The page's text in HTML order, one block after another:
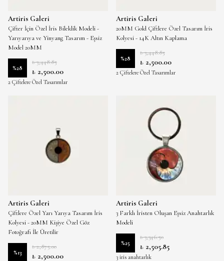
Artiris Galeri
Çifter İçin Özel İris Bileklik Modeli -
Yarıyarıya ve Yinyang Tasarım - Eşsiz
Model 20MM
%28
₺ 3,448.85
₺ 2,500.00
2 Çiftelere Özel Tasarımlar
Artiris Galeri
20MM Gold Çiftlere Özel Tasarım İris
Kolyesi - 14K Altın Kaplama
%28
₺ 3,448.85
₺ 2,500.00
2 Çiftelere Özel Tasarımlar
Artiris Galeri
Çiftlere Özel Yarı Yarıya Tasarım İris
Kolyesi - 20MM Kişiye Özel Göz
Fotoğrafı İle Üretilir
%13
₺ 2,875.00
₺ 2,500.00
Artiris Galeri
3 Farklı İristen Oluşan Eşsiz Anahtarlık
Modeli
%25
₺ 3,346.50
₺ 2,505.85
3 iris anahtarlık